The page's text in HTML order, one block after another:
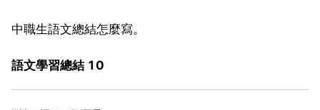
中職生語文總結怎麼寫。
語文學習總結 10